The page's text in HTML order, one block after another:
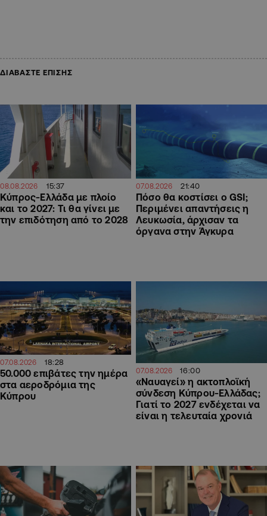
ΔΙΑΒΑΣΤΕ ΕΠΙΣΗΣ
08.08.2026 15:37
Κύπρος-Ελλάδα με πλοίο
και το 2027: Τι θα γίνει με
την επιδότηση από το 2028
07.08.2026 21:40
Πόσο θα κοστίσει ο GSI;
Περιμένει απαντήσεις η
Λευκωσία, άρχισαν τα
όργανα στην Άγκυρα
07.08.2026 18:28
50.000 επιβάτες την ημέρα
στα αεροδρόμια της
Κύπρου
07.08.2026 16:00
«Ναυαγεί» η ακτοπλοϊκή
σύνδεση Κύπρου-Ελλάδας;
Γιατί το 2027 ενδέχεται να
είναι η τελευταία χρονιά